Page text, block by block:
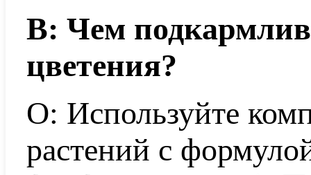
В: Чем
цветения?
О: Используйте
растений с